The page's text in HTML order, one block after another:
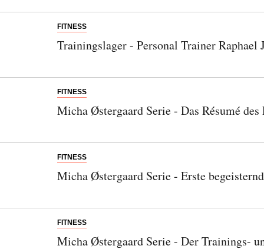
FITNESS
Trainingslager - Personal Trainer Raphael
FITNESS
Micha Østergaard Serie - Das Résumé
FITNESS
Micha Østergaard Serie - Erste
FITNESS
Micha Østergaard Serie - Der Trainings-